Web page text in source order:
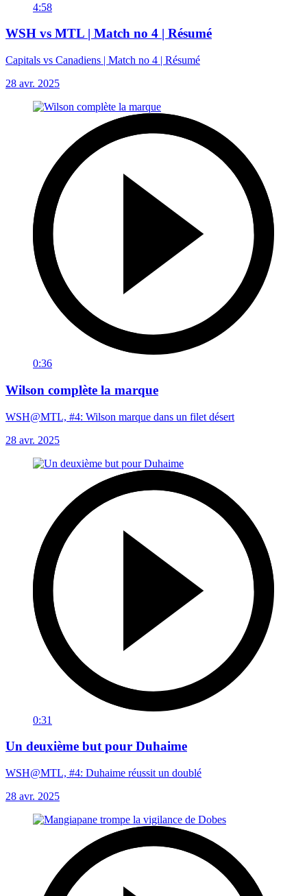
4:58
WSH vs MTL | Match no 4 | Résumé
Capitals vs Canadiens | Match no 4 | Résumé
28 avr. 2025
0:36
Wilson complète la marque
WSH@MTL, #4: Wilson marque dans un filet désert
28 avr. 2025
0:31
Un deuxième but pour Duhaime
WSH@MTL, #4: Duhaime réussit un doublé
28 avr. 2025